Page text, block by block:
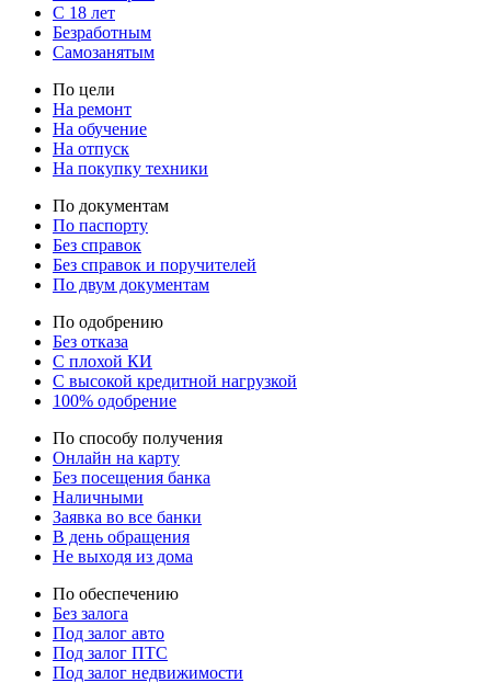
С 18 лет
Безработным
Самозанятым
По цели
На ремонт
На обучение
На отпуск
На покупку техники
По документам
По паспорту
Без справок
Без справок и поручителей
По двум документам
По одобрению
Без отказа
С плохой КИ
С высокой кредитной нагрузкой
100% одобрение
По способу получения
Онлайн на карту
Без посещения банка
Наличными
Заявка во все банки
В день обращения
Не выходя из дома
По обеспечению
Без залога
Под залог авто
Под залог ПТС
Под залог недвижимости